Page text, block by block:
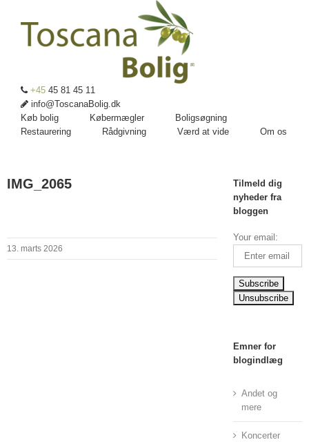
+45 45 81 45 11
info@ToscanaBolig.dk
Køb bolig
Købermægler
Boligsøgning
Restaurering
Rådgivning Værd at vide Om os
IMG_2065
13. marts 2026
Tilmeld dig
nyheder fra
bloggen
Your email:
Emner for
blogindlæg
Andet og
mere
Koncerter